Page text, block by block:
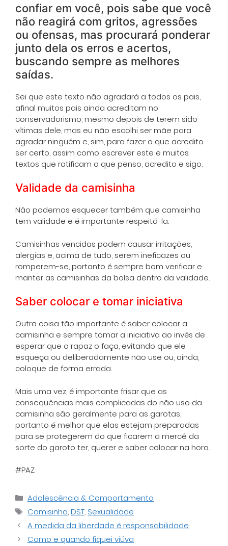
confiar em você, pois sabe que você
não reagirá com gritos, agressões
ou ofensas, mas procurará ponderar
junto dela os erros e acertos,
buscando sempre as melhores
saídas.
Sei que este texto não agradará a todos os pais,
afinal muitos pais ainda acreditam no
conservadorismo, mesmo depois de terem sido
vítimas dele, mas eu não escolhi ser mãe para
agradar ninguém e, sim, para fazer o que acredito
ser certo, assim como escrever este e muitos
textos que ratificam o que penso, acredito e sigo.
Validade da camisinha
Não podemos esquecer também que camisinha
tem validade e é importante respeitá-la.
Camisinhas vencidas podem causar irritações,
alergias e, acima de tudo, serem ineficazes ou
romperem-se, portanto é sempre bom verificar e
manter as camisinhas da bolsa dentro da validade.
Saber colocar e tomar iniciativa
Outra coisa tão importante é saber colocar a
camisinha e sempre tomar a iniciativa ao invés de
esperar que o rapaz o faça, evitando que ele
esqueça ou deliberadamente não use ou, ainda,
coloque de forma errada.
Mais uma vez, é importante frisar que as
consequências mais complicadas do não uso da
camisinha são geralmente para as garotas,
portanto é melhor que elas estejam preparadas
para se protegerem do que ficarem a mercê da
sorte do garoto ter, querer e saber colocar na hora.
#PAZ
Categorias
Adolescência & Comportamento
Tags
Camisinha,DST, Sexualidade
A medida da liberdade é responsabilidade
Como e quando fiquei viúva